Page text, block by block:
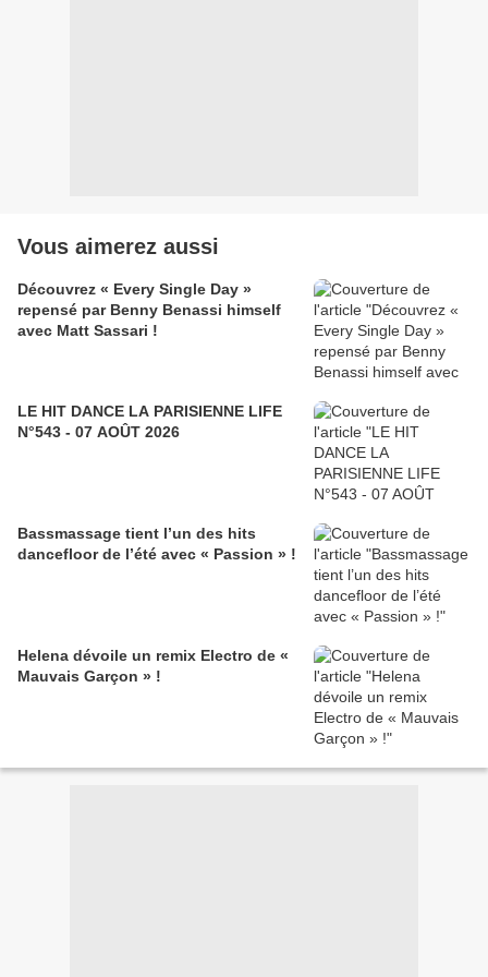
Vous aimerez aussi
Découvrez « Every Single Day »
repensé par Benny Benassi himself
avec Matt Sassari !
LE HIT DANCE LA PARISIENNE LIFE
N°543 - 07 AOÛT 2026
Bassmassage tient l’un des hits
dancefloor de l’été avec « Passion » !
Helena dévoile un remix Electro de «
Mauvais Garçon » !